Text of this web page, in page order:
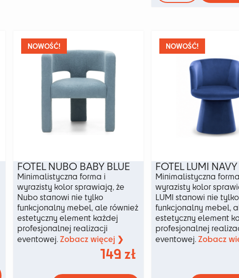
wybrać
wybrać
Ten
NOWOŚĆ!
FOTEL NUBO BABY BLUE
Minimalistyczna forma i
wyrazisty kolor sprawiają, że
Nubo stanowi nie tylko
funkcjonalny mebel, ale również
estetyczny element każdej
profesjonalnej realizacji
eventowej. Zobacz więcej ❯
149 zł
NOWOŚĆ!
FOTEL LUMI
Minimalistyczna
wyrazisty kolor
LUMI stanowi nie tylko
funkcjonalny mebel,
estetyczny element
profesjonalnej
eventowej. Zobacz